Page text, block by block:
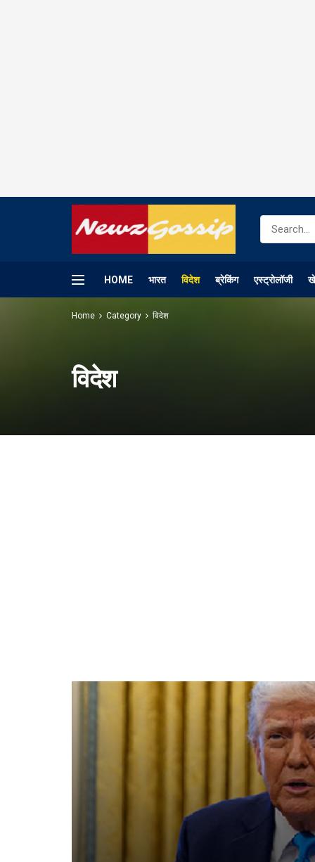
HOME भारत विदेश ब्रेकिंग एस्ट्रोलॉजी
Home Category विदेश
विदेश